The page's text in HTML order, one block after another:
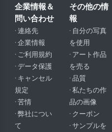
企業情報＆
問い合わせ
· 連絡先
· 企業情報
· ご利用規約
· データ保護
· キャンセル
規定
· 苦情
· 弊社につい
て
その他の情
報
· 自分の写真
を使用
· アート作品
を売る
· 品質
· 私たちの作
品の画像
· クーポン
· サンプルを